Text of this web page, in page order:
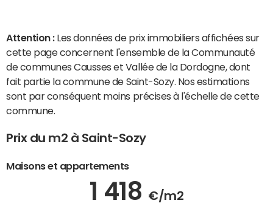
Attention : Les données de prix immobiliers affichées sur
cette page concernent l'ensemble de la Communauté
de communes Causses et Vallée de la Dordogne, dont
fait partie la commune de Saint-Sozy. Nos estimations
sont par conséquent moins précises à l'échelle de cette
commune.
Prix du m2 à Saint-Sozy
Maisons et appartements
1 418 €/m2